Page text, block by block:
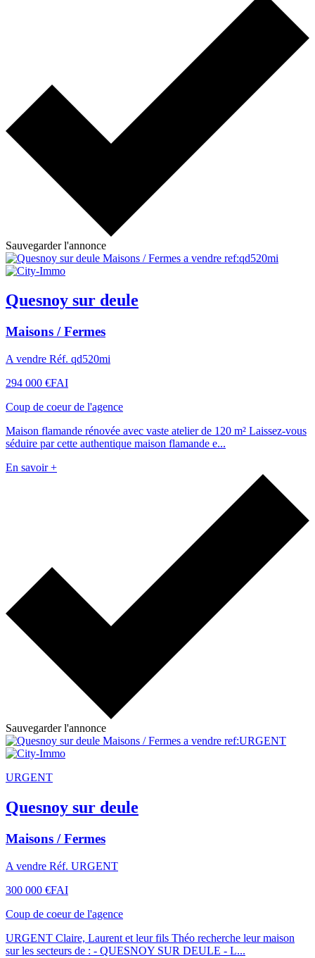
Sauvegarder l'annonce
Quesnoy sur deule
Maisons / Fermes
A vendre Réf. qd520mi
294 000 €FAI
Coup de coeur de l'agence
Maison flamande rénovée avec vaste atelier de 120 m² Laissez-vous
séduire par cette authentique maison flamande e...
En savoir +
Sauvegarder l'annonce
URGENT
Quesnoy sur deule
Maisons / Fermes
A vendre Réf. URGENT
300 000 €FAI
Coup de coeur de l'agence
URGENT Claire, Laurent et leur fils Théo recherche leur maison
sur les secteurs de : - QUESNOY SUR DEULE - L...